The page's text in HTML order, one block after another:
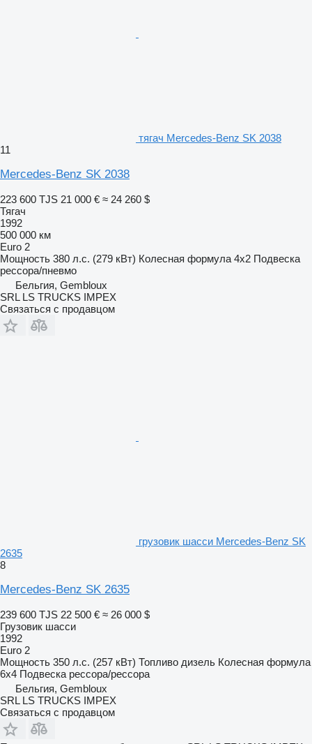
тягач Mercedes-Benz SK 2038
11
Mercedes-Benz SK 2038
223 600 TJS 21 000 € ≈ 24 260 $
Тягач
1992
500 000 км
Euro 2
Мощность 380 л.с. (279 кВт) Колесная формула 4x2 Подвеска
рессора/пневмо
Бельгия, Gembloux
SRL LS TRUCKS IMPEX
Связаться с продавцом
грузовик шасси Mercedes-Benz SK
2635
8
Mercedes-Benz SK 2635
239 600 TJS 22 500 € ≈ 26 000 $
Грузовик шасси
1992
Euro 2
Мощность 350 л.с. (257 кВт) Топливо дизель Колесная формула
6x4 Подвеска рессора/рессора
Бельгия, Gembloux
SRL LS TRUCKS IMPEX
Связаться с продавцом